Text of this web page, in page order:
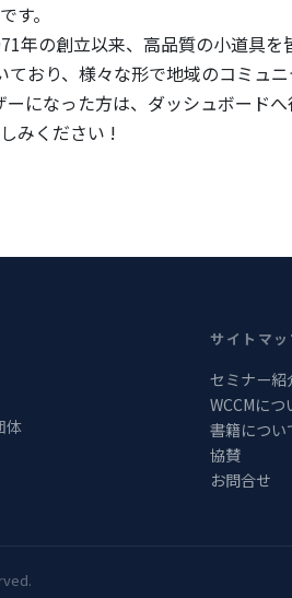
す。
年の創立以来、高品質の小道具
おり、様々な形で地域のコミュニ
になった方は、 ダッシュボード
みください !
体
サイトマッ
セミナー紹
WCCMにつ
書籍につい
協賛
お問合せ